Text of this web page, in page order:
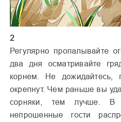
2
Регулярно пропалывайте
два дня осматривайте
корнем. Не дожидайтесь,
окрепнут. Чем раньше вы
сорняки, тем лучше. В
непрошенные гости